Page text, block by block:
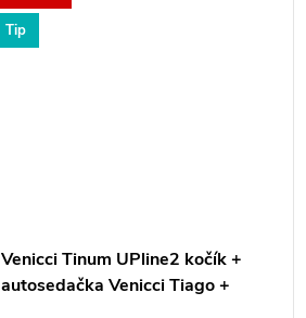
Tip
Venicci Tinum UPline2 kočík +
autosedačka Venicci Tiago +